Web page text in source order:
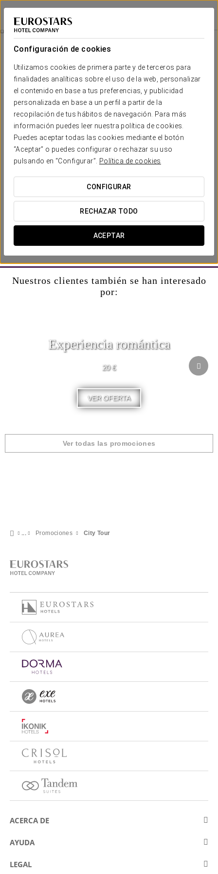
Configuración de cookies
Utilizamos cookies de primera parte y de terceros para
finalidades analíticas sobre el uso de la web, personalizar
el contenido en base a tus preferencias, y publicidad
personalizada en base a un perfil a partir de la
recopilación de tus hábitos de navegación. Para más
información puedes leer nuestra política de cookies.
Puedes aceptar todas las cookies mediante el botón
“Aceptar” o puedes configurar o rechazar su uso
pulsando en “Configurar”.
Política de cookies
CONFIGURAR
RECHAZAR TODO
ACEPTAR
Dorma Ramblas Boquería
BARCELONA
City Tour
33 €
City tour
Barcelona City Tour es un servicio oficial de bus turístico
nueva perspectiva.
Incluye:
- 1 billete de Barcelona City Tour.
Nuestros clientes también se han interesado
por:
Experiencia romántica
20 €
VER OFERTA
Ver todas las promociones
Promociones City Tour
ACERCA DE
Sobre Eurostars Hotel Company
Concursos
AYUDA
Contactar
LEGAL